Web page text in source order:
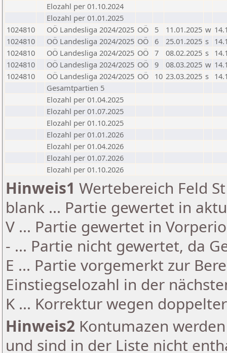
Elozahl per 01.10.2024
Elozahl per 01.01.2025
1024810
OÖ Landesliga 2024/2025 OÖ 5 11.01.2025 w
1024810
OÖ Landesliga 2024/2025 OÖ 6 25.01.2025 s
1024810
OÖ Landesliga 2024/2025 OÖ 7 08.02.2025 s
1024810
OÖ Landesliga 2024/2025 OÖ 9 08.03.2025 w
1024810
OÖ Landesliga 2024/2025 OÖ 10 23.03.2025 s
Gesamtpartien 5
Elozahl per 01.04.2025
Elozahl per 01.07.2025
Elozahl per 01.10.2025
Elozahl per 01.01.2026
Elozahl per 01.04.2026
Elozahl per 01.07.2026
Elozahl per 01.10.2026
Hinweis1 Wertebereich Feld
blank ... Partie gewertet in
V ... Partie gewertet in
- ... Partie nicht gewertet, da
E ... Partie vorgemerkt zur
Einstiegselozahl in der
K ... Korrektur wegen
Hinweis2 Kontumazen
und sind in der Liste nicht